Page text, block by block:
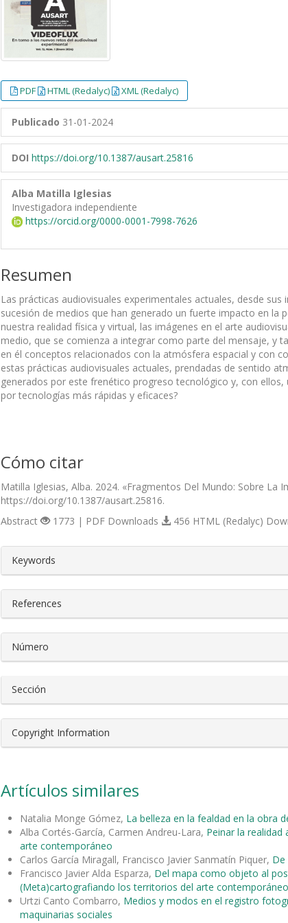
PDF HTML (Redalyc) XML (Redalyc)
Publicado 31-01-2024
DOI https://doi.org/10.1387/ausart.25816
Alba Matilla Iglesias
Investigadora independiente
https://orcid.org/0000-0001-7998-7626
Resumen
Las prácticas audiovisuales experimentales actuales, desde
sucesión de medios que han generado un fuerte impacto en
nuestra realidad física y virtual, las imágenes en el arte
medio, que se comienza a integrar como parte del mensaje, y
en él conceptos relacionados con la atmósfera espacial y con
estas prácticas audiovisuales actuales, prendadas de sentido
generados por este frenético progreso tecnológico y, con
por tecnologías más rápidas y eficaces?
Cómo citar
Matilla Iglesias, Alba. 2024. «Fragmentos Del Mundo: Sobre
https://doi.org/10.1387/ausart.25816.
Abstract 1773 | PDF Downloads 456 HTML (Redalyc)
Keywords
References
Número
Sección
Copyright Information
Artículos similares
Natalia Monge Gómez, La belleza en la fealdad en la obra
Alba Cortés-García, Carmen Andreu-Lara, Peinar la realidad
arte contemporáneo
Carlos García Miragall, Francisco Javier Sanmatín Piquer, De
Francisco Javier Alda Esparza, Del mapa como objeto al
(Meta)cartografiando los territorios del arte contemporáneo
Urtzi Canto Combarro, Medios y modos en el registro
maquinarias sociales